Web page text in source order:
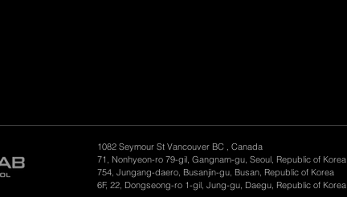
1082 Seymour St Vancouver BC , Canada
71, Nonhyeon-ro 79-gil, Gangnam-gu, Seoul, Republic of Korea
754, Jungang-daero, Busanjin-gu, Busan, Republic of Korea
6F, 22, Dongseong-ro 1-gil, Jung-gu, Daegu, Republic of Korea